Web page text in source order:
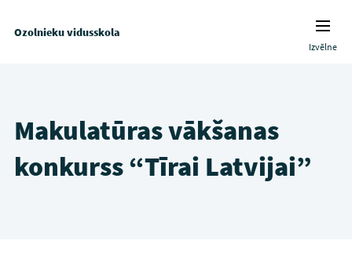
Ozolnieku vidusskola
Izvēlne
Makulatūras vākšanas
konkurss “Tīrai Latvijai”